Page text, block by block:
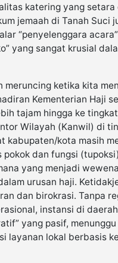
katering yang
jemaah di Tanah Suci
“penyelenggara
yang sangat krusial
meruncing ketika kita
Kementerian Haji
tajam hingga ke
Wilayah (Kanwil) di
kabupaten/kota masih
pokok dan fungsi
yang menjadi
urusan haji.
dan birokrasi. Tanpa
instansi di
yang pasif,
layanan lokal berbasis